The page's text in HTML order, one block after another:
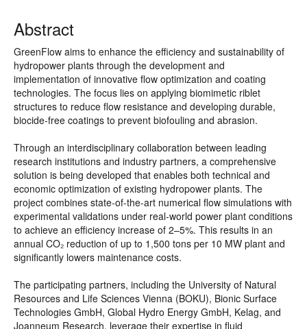
Abstract
GreenFlow aims to enhance the efficiency and sustainability of
hydropower plants through the development and
implementation of innovative flow optimization and coating
technologies. The focus lies on applying biomimetic riblet
structures to reduce flow resistance and developing durable,
biocide-free coatings to prevent biofouling and abrasion.
Through an interdisciplinary collaboration between leading
research institutions and industry partners, a comprehensive
solution is being developed that enables both technical and
economic optimization of existing hydropower plants. The
project combines state-of-the-art numerical flow simulations with
experimental validations under real-world power plant conditions
to achieve an efficiency increase of 2–5%. This results in an
annual CO₂ reduction of up to 1,500 tons per 10 MW plant and
significantly lowers maintenance costs.
The participating partners, including the University of Natural
Resources and Life Sciences Vienna (BOKU), Bionic Surface
Technologies GmbH, Global Hydro Energy GmbH, Kelag, and
Joanneum Research, leverage their expertise in fluid